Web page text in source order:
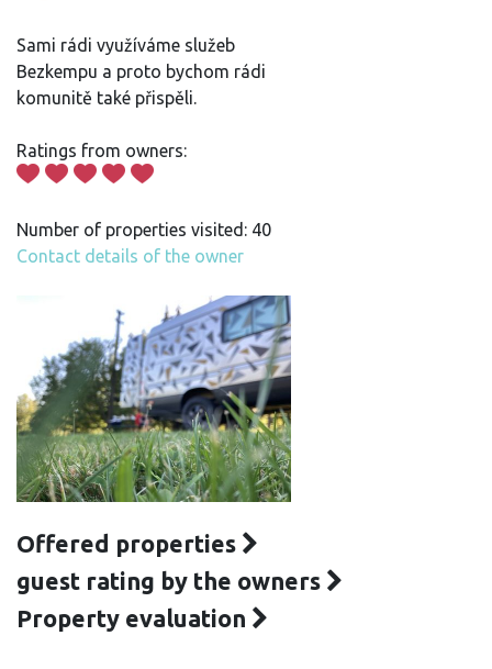
Sami rádi využíváme služeb
Bezkempu a proto bychom rádi
komunitě také přispěli.
Ratings from owners:
Number of properties visited: 40
Contact details of the owner
Offered properties
guest rating by the owners
Property evaluation